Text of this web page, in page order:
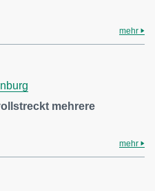
mehr
mehrere
mehr